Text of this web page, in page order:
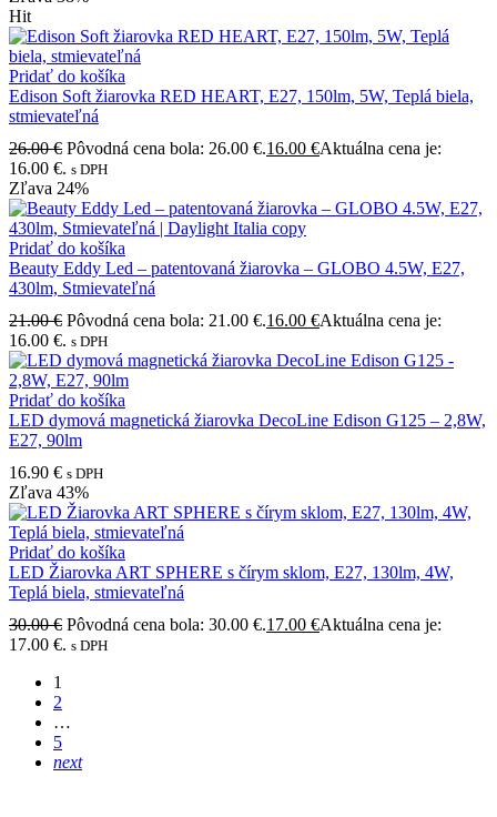
Hit
Pridať do košíka
Edison Soft žiarovka RED HEART, E27, 150lm, 5W, Teplá biela,
stmievateľná
26.00€ Pôvodná cena bola: 26.00 €.16.00 €Aktuálna cena je:
16.00 €. s DPH
Zľava 24%
Pridať do košíka
Beauty Eddy Led – patentovaná žiarovka – GLOBO 4.5W, E27,
430lm, Stmievateľná
21.00€ Pôvodná cena bola: 21.00 €.16.00 €Aktuálna cena je:
16.00 €. s DPH
Pridať do košíka
LED dymová magnetická žiarovka DecoLine Edison G125 – 2,8W,
E27, 90lm
16.90 € s DPH
Zľava 43%
Pridať do košíka
LED Žiarovka ART SPHERE s čírym sklom, E27, 130lm, 4W,
Teplá biela, stmievateľná
30.00€ Pôvodná cena bola: 30.00 €.17.00 €Aktuálna cena je:
17.00 €. s DPH
1
2
…
5
next